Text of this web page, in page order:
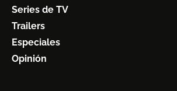
Series de TV
Trailers
Especiales
Opinión